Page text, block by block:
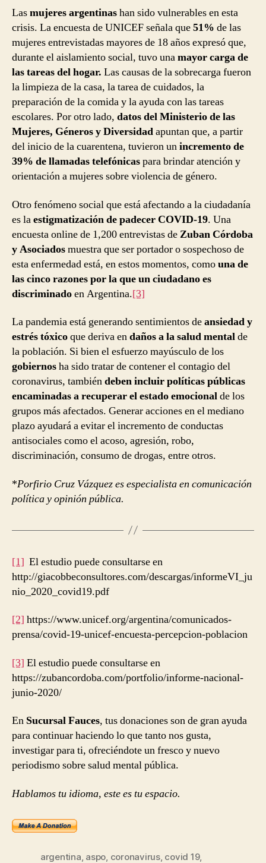
Lasmujeres argentinashan sido vulnerables en esta
crisis. La encuesta de UNICEF señala que51% de las
mujeres entrevistadas mayores de 18 años expresó que,
durante el aislamiento social, tuvo unamayor carga de
las tareas del hogar. Las causas de la sobrecarga fueron
la limpieza de la casa, la tarea de cuidados, la
preparación de la comida y la ayuda con las tareas
escolares. Por otro lado, datos del Ministerio de las
Mujeres, Géneros y Diversidadapuntan que, a partir
del inicio de la cuarentena, tuvieron unincremento de
39% de llamadas telefónicaspara brindar atención y
orientación a mujeres sobre violencia de género.
Otro fenómeno social que está afectando a la ciudadanía
es laestigmatización de padecer COVID-19. Una
encuesta online de 1,200 entrevistas deZuban Córdoba
y Asociadosmuestra que ser portador o sospechoso de
esta enfermedad está, en estos momentos, comouna de
las cinco razones por la que un ciudadano es
discriminadoen Argentina.[3]
La pandemia está generando sentimientos deansiedad y
estrés tóxicoque deriva endaños a la salud mentalde
la población. Si bien el esfuerzo mayúsculo de los
gobiernosha sido tratar de contener el contagio del
coronavirus, tambiéndeben incluir políticas públicas
encaminadas a recuperar el estado emocionalde los
grupos más afectados. Generar acciones en el mediano
plazo ayudará a evitar el incremento de conductas
antisociales como el acoso, agresión, robo,
discriminación, consumo de drogas, entre otros.
*Porfirio Cruz Vázquez es especialista en comunicación
política y opinión pública.
[1] El estudio puede consultarse en
http://giacobbeconsultores.com/descargas/informeVI_ju
nio_2020_covid19.pdf
[2] https://www.unicef.org/argentina/comunicados-
prensa/covid-19-unicef-encuesta-percepcion-poblacion
[3] El estudio puede consultarse en
https://zubancordoba.com/portfolio/informe-nacional-
junio-2020/
En Sucursal Fauces, tus donaciones son de gran ayuda
para continuar haciendo lo que tanto nos gusta,
investigar para ti, ofreciéndote un fresco y nuevo
periodismo sobre salud mental pública.
Hablamos tu idioma, este es tu espacio.
argentina aspo coronavirus, covid 19,